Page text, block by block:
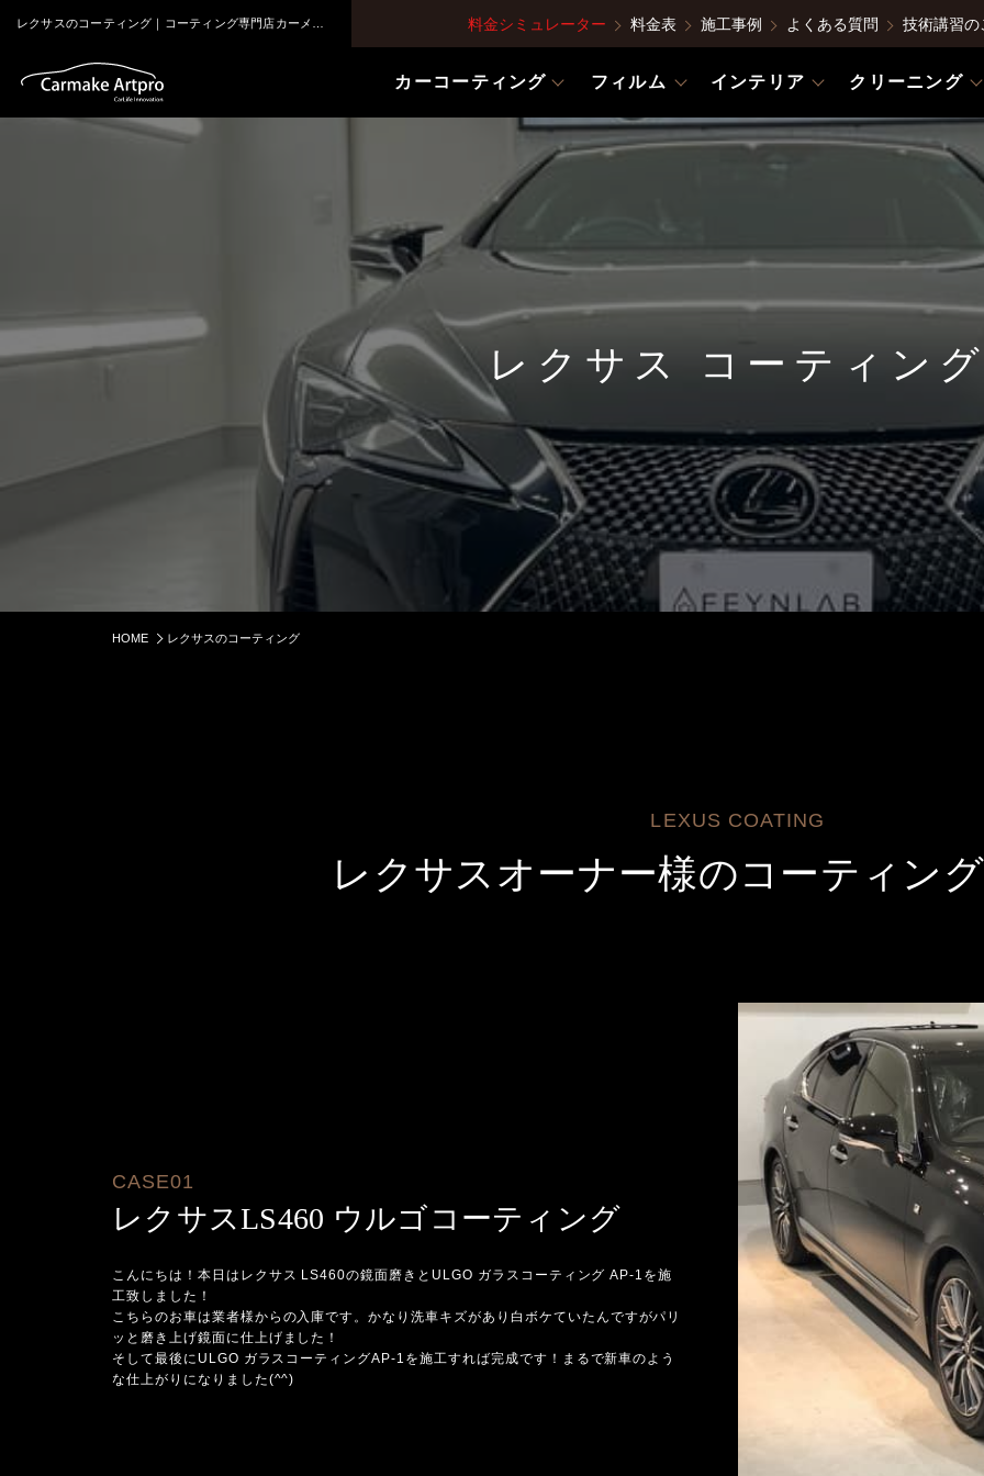
料金シミュレーター 料金表 施工事例 よくある質問 技術講習の
カーコーティング フィルム インテリア クリーニング
レクサス コーティン
HOME レクサスのコーティング
LEXUS COATING
レクサスオーナー様のコーティン
CASE01
レクサスLS460 ウルゴコーティング
こんにちは！本日はレクサス LS460の鏡面磨きとULGO ガラスコーティング AP-1を施
工致しました！
こちらのお車は業者様からの入庫です。かなり洗車キズがあり白ボケていたんですがパリ
ッと磨き上げ鏡面に仕上げました！
そして最後にULGO ガラスコーティングAP-1を施工すれば完成です！まるで新車のよう
な仕上がりになりました(^^)